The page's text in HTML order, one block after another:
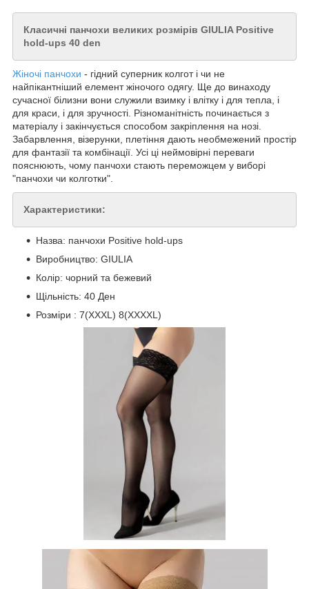
Класичні панчохи великих розмірів GIULIA Positive
hold-ups 40 den
Жіночі панчохи - гідний суперник колгот і чи не
найпікантніший елемент жіночого одягу. Ще до винаходу
сучасної білизни вони служили взимку і влітку і для тепла, і
для краси, і для зручності. Різноманітність починається з
матеріалу і закінчується способом закріплення на нозі.
Забарвлення, візерунки, плетіння дають необмежений простір
для фантазії та комбінації. Усі ці неймовірні переваги
пояснюють, чому панчохи стають переможцем у виборі
"панчохи чи колготки".
Характеристики:
Назва: панчохи Positive hold-ups
Виробництво: GIULIA
Колір: чорний та бежевий
Щільність: 40 Ден
Розміри : 7(XXXL) 8(XXXXL)